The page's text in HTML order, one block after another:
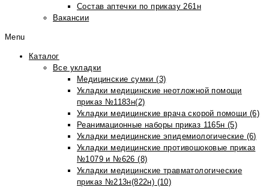
Состав аптечки по приказу 261н
Вакансии
Menu
Каталог
Все укладки
Медицинские сумки (3)
Укладки медицинские неотложной помощи
приказ №1183н(2)
Укладки медицинские врача скорой помощи (6)
Реанимационные наборы приказ 1165н (5)
Укладки медицинские эпидемиологические (6)
Укладки медицинские противошоковые приказ
№1079 и №626 (8)
Укладки медицинские травматологические
приказ №213н(822н) (10)